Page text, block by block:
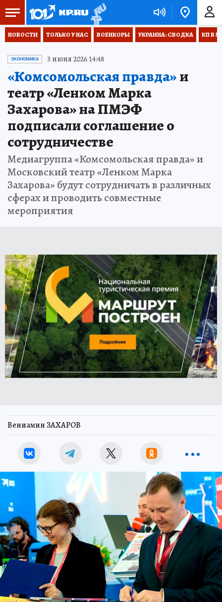
НОВОСТИ ТОЛЬКО У НАС ВОЕНКОРЫ УКРАИНА: СВОДКА КП В
ЭКОНОМИКА 3 июня 2026 14:48
«Комсомольская правда»и
театр «Ленком Марка
Захарова» на ПМЭФ
подписали соглашение о
сотрудничестве
Медиагруппа «Комсомольская правда» и
Московский театр «Ленком Марка
Захарова» будут сотрудничать в различных
сферах и проводить совместные
мероприятия
Вениамин ЗАХАРОВ